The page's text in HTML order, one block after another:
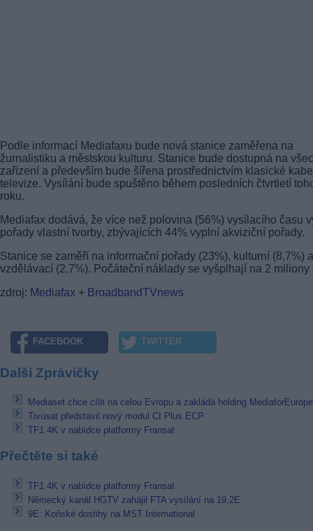
Podle informací Mediafaxu bude nová stanice zaměřena na
žurnalistiku a městskou kulturu. Stanice bude dostupná na
zařízení a především bude šířena prostřednictvím klasické
televize. Vysílání bude spuštěno během posledních čtvrtletí
roku.
Mediafax dodává, že více než polovina (56%) vysílacího času
pořady vlastní tvorby, zbývajících 44% vyplní akviziční pořady.
Stanice se zaměří na informační pořady (23%), kulturní (8,7%) a
vzdělávací (2,7%). Počáteční náklady se vyšplhají na 2 miliony
zdroj: Mediafax + BroadbandTVnews
FACEBOOK TWITTER
Další Zprávičky
Mediaset chce cílit na celou Evropu a zakládá holding MediaforEurope
Tivúsat představil nový modul CI Plus ECP
TF1 4K v nabídce platformy Fransat
Přečtěte si také
TF1 4K v nabídce platformy Fransat
Německý kanál HGTV zahájil FTA vysílání na 19,2E
9E: Koňské dostihy na MST International